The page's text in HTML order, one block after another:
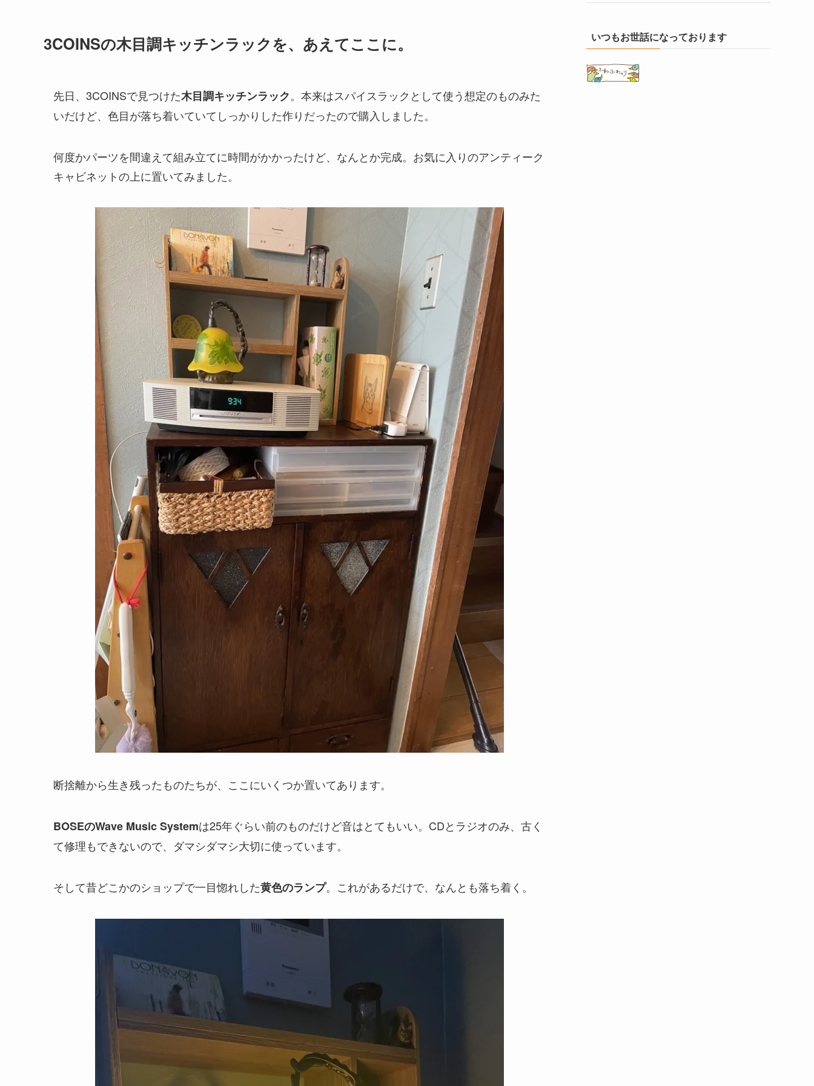
3COINSの木目調キッチンラックを、あえてここに。
先日、3COINSで見つけた木目調キッチンラック。本来はスパイスラックとして使う想定のものみた
いだけど、色目が落ち着いていてしっかりした作りだったので購入しました。
何度かパーツを間違えて組み立てに時間がかかったけど、なんとか完成。お気に入りのアンティーク
キャビネットの上に置いてみました。
断捨離から生き残ったものたちが、ここにいくつか置いてあります。
BOSEのWave Music Systemは25年ぐらい前のものだけど音はとてもいい。CDとラジオのみ、古く
て修理もできないので、ダマシダマシ大切に使っています。
そして昔どこかのショップで一目惚れした黄色のランプ。これがあるだけで、なんとも落ち着く。
いつもお世話になっております